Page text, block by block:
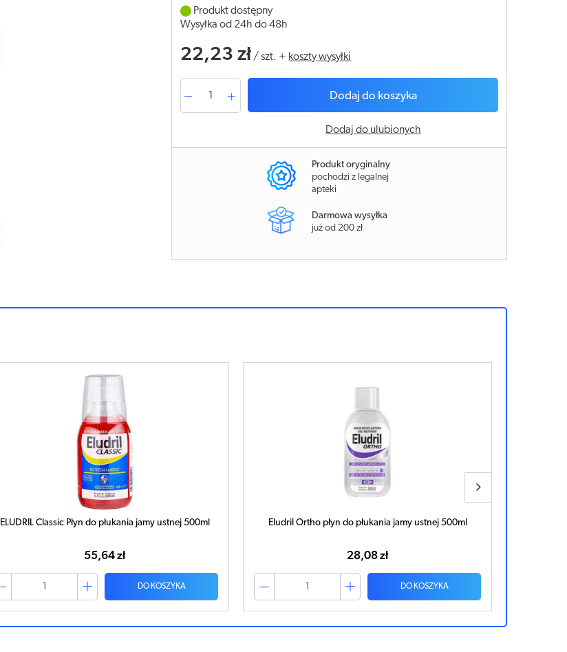
Produkt dostępny
Wysyłka od 24h do 48h
22,23 zł /szt. + koszty wysyłki
Dodaj do koszyka
Dodaj do ulubionych
Produkt oryginalny
pochodzi z legalnej
apteki
Darmowa wysyłka
już od 200 zł
ELUDRIL Classic Płyn do płukania jamy ustnej 500ml
55,64 zł
DO KOSZYKA
Eludril Ortho płyn do płukania jamy ustnej 500ml
28,08 zł
DO KOSZYKA